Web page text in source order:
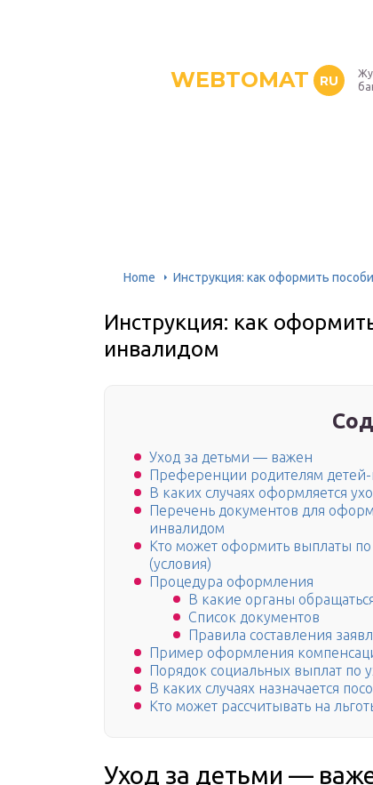
WEBTOMAT RU
Home Инструкция: как оформить
Инструкция: как
инвалидом
Уход за детьми — важен
Преференции родителям детей-
В каких случаях оформляется
Перечень документов для
инвалидом
Кто может оформить выплаты
(условия)
Процедура оформления
В какие органы
Список документов
Правила составления
Пример оформления
Порядок социальных выплат по
В каких случаях назначается
Кто может рассчитывать на
Уход за детьми —